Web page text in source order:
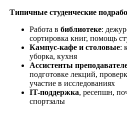
Типичные студенческие
Работа в библиотеке:
сортировка книг, помощь
Кампус-кафе и столовые:
уборка, кухня
Ассистенты
подготовке лекций,
участие в исследованиях
IT-поддержка, ресепшн,
спортзалы